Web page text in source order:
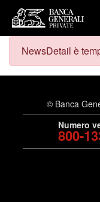
NewsDetail è
© Banca
Numero
800-